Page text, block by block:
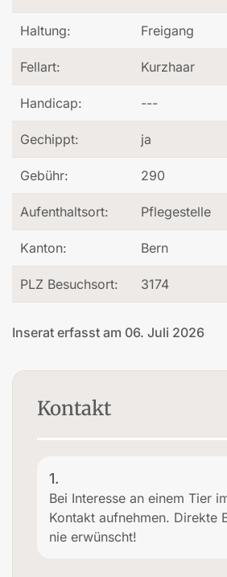
Haltung: Freigang
Fellart: Kurzhaar
Handicap: ---
Gechippt: ja
Gebühr: 290
Aufenthaltsort: Pflegestelle
Kanton: Bern
PLZ Besuchsort: 3174
Inserat erfasst am 06. Juli 2026
Kontakt
1.
Bei Interesse an einem Tier
Kontakt aufnehmen. Direkte
nie erwünscht!